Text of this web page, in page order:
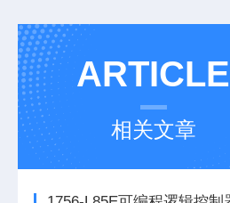
ARTICLE
相关文章